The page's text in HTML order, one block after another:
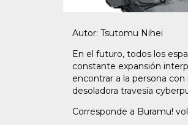
Autor: Tsutomu Nihei
En el futuro, todos los
constante expansión
encontrar a la persona
desoladora travesía
Corresponde a Buramu!